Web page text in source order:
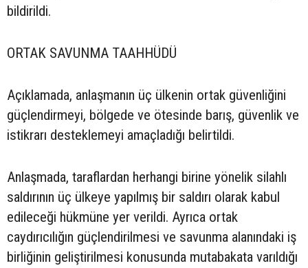
bildirildi.
ORTAK SAVUNMA TAAHHÜDÜ
Açıklamada, anlaşmanın üç ülkenin ortak güvenliğini
güçlendirmeyi, bölgede ve ötesinde barış, güvenlik ve
istikrarı desteklemeyi amaçladığı belirtildi.
Anlaşmada, taraflardan herhangi birine yönelik silahlı
saldırının üç ülkeye yapılmış bir saldırı olarak kabul
edileceği hükmüne yer verildi. Ayrıca ortak
caydırıcılığın güçlendirilmesi ve savunma alanındaki iş
birliğinin geliştirilmesi konusunda mutabakata varıldığı